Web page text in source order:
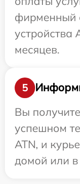
фирменный
устройства
месяцев.
5
Вы
успешном
ATN, и
домой или